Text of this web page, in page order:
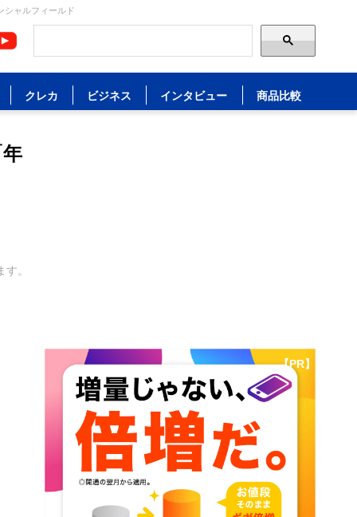
シャルフィールド
クレカ ビジネス インタビュー 商品比較
す。
【PR】